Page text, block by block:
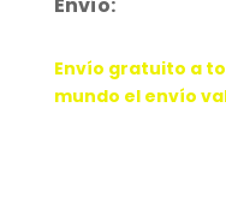
azul
Envío:
Envío gratuito a
mundo el envío